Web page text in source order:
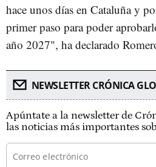
hace unos días en Cataluña y
primer paso para poder
año 2027", ha declarado
NEWSLETTER CRÓNICA
Apúntate a la newsletter de
las noticias más importantes